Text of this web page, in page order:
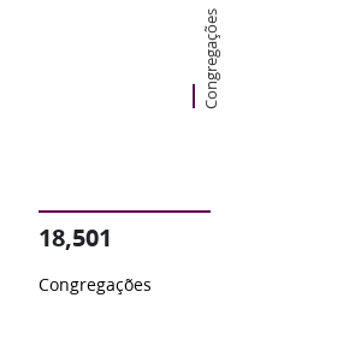
Congregações
18,501
Congregações